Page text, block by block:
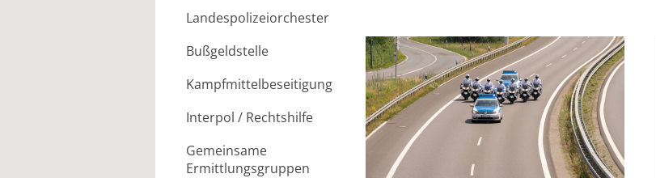
Landespolizeiorchester
Bußgeldstelle
Kampfmittelbeseitigung
Interpol / Rechtshilfe
Gemeinsame
Ermittlungsgruppen